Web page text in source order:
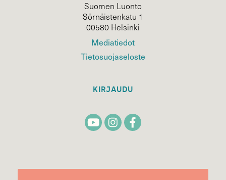
Suomen Luonto
Sörnäistenkatu 1
00580 Helsinki
Mediatiedot
Tietosuojaseloste
KIRJAUDU